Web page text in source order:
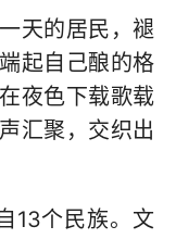
天的居民，褪
起自己酿的格
夜色下载歌载
汇聚，交织出
13个民族。文